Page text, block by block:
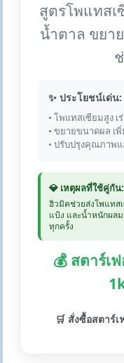
สูตรโพแทสเ
น้ำตาล ขยา
✨ ประโยชน์เด่น:
• โพแทสเซียมสูง เ
• ขยายขนาดผล เ
• ปรับปรุงคุณภาพ
💎 เหตุผลที่ใช้คู่กัน:
ฮิวมิคช่วยส่งโพแทส
แป้ง และน้ำหนักผล
ทุกครั้ง
💰 สตาร์เ
🛒 สั่งซื้อสตาร์เ